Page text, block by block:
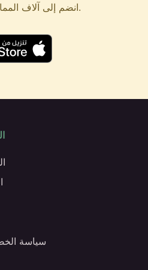
انضم إلى آلاف الممارسين الذين عمقوا ممارستهم مع تطبيقنا.
سياسة